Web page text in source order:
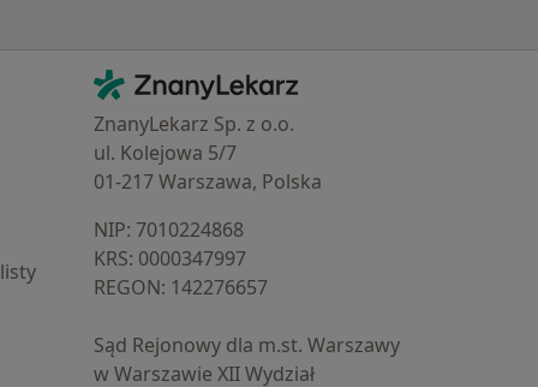
Kontakt
ZnanyLekarz - Strona główna
ZnanyLekarz Sp. z o.o.
ul. Kolejowa 5/7
01-217 Warszawa, Polska
NIP: ⁠7010224868
KRS: ⁠0000347997
REGON: ⁠142276657
Sąd Rejonowy dla m.st. Warszawy
w Warszawie XII Wydział